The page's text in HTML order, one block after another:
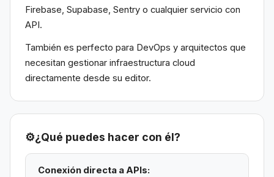
Firebase, Supabase, Sentry o cualquier servicio con
API.
También es perfecto para DevOps y arquitectos que
necesitan gestionar infraestructura cloud
directamente desde su editor.
⚙️¿Qué puedes hacer con él?
Conexión directa a APIs: